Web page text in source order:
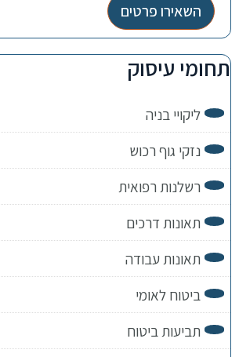
השאירו פרטים
תחומי עיסוק
ליקויי בניה
נזקי גוף רכוש
רשלנות רפואית
תאונות דרכים
תאונות עבודה
ביטוח לאומי
תביעות ביטוח